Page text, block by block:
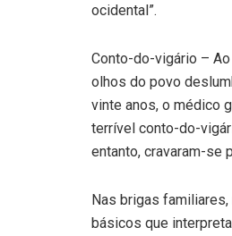
ocidental”.
Conto-do-vigário –
olhos do povo
vinte anos, o médico
terrível conto-do-
entanto, cravaram-se
Nas brigas
básicos que